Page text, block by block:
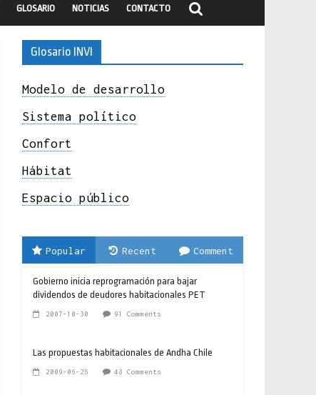
GLOSARIO NOTICIAS CONTACTO
Glosario INVI
Modelo de desarrollo
Sistema político
Confort
Hábitat
Espacio público
Popular Recent Comment
Gobierno inicia reprogramación para bajar
dividendos de deudores habitacionales PET
2007-10-30 91 Comments
Las propuestas habitacionales de Andha Chile
2009-06-26 48 Comments